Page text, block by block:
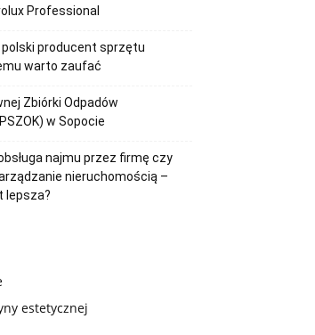
Professional
polski producent sprzętu
warto zaufać
Zbiórki Odpadów
w Sopocie
najmu przez firmę czy
nieruchomością –
lepsza?
estetycznej